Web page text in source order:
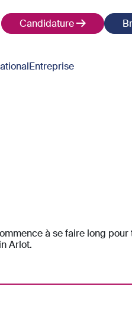
Candidature
Entreprise
à se faire long
Arlot.